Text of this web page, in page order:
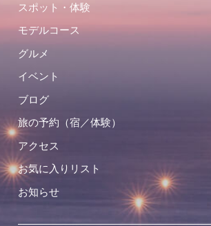
スポット・体験
モデルコース
グルメ
イベント
ブログ
旅の予約（宿／体験）
アクセス
お気に入りリスト
お知らせ